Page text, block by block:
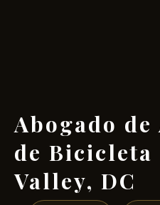
Abogado
de
Valley, DC